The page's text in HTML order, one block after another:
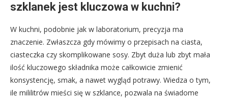
szklanek jest kluczowa w kuchni?
W kuchni, podobnie jak w laboratorium, precyzja ma
znaczenie. Zwłaszcza gdy mówimy o przepisach na ciasta,
ciasteczka czy skomplikowane sosy. Zbyt duża lub zbyt mała
ilość kluczowego składnika może całkowicie zmienić
konsystencję, smak, a nawet wygląd potrawy. Wiedza o tym,
ile mililitrów mieści się w szklance, pozwala na świadome